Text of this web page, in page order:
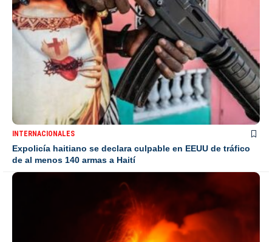
INTERNACIONALES
Expolicía haitiano se declara culpable en EEUU de tráfico
de al menos 140 armas a Haití